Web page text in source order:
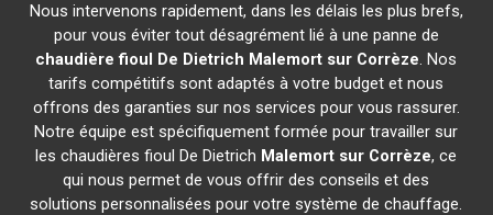
Nous intervenons rapidement, dans les délais les plus brefs,
pour vous éviter tout désagrément lié à une panne de
chaudière fioul De Dietrich Malemort sur Corrèze. Nos
tarifs compétitifs sont adaptés à votre budget et nous
offrons des garanties sur nos services pour vous rassurer.
Notre équipe est spécifiquement formée pour travailler sur
les chaudières fioul De Dietrich Malemort sur Corrèze, ce
qui nous permet de vous offrir des conseils et des
solutions personnalisées pour votre système de chauffage.